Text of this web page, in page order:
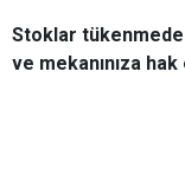
Stoklar
ve mekanınıza hak